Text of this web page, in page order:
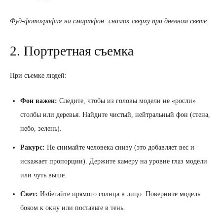
Фуд-фотография на смартфон: снимок сверху при дневном свете.
2. Портретная съемка
При съемке людей:
Фон важен: Следите, чтобы из головы модели не «росли»
столбы или деревья. Найдите чистый, нейтральный фон (стена,
небо, зелень).
Ракурс: Не снимайте человека снизу (это добавляет вес и
искажает пропорции). Держите камеру на уровне глаз модели
или чуть выше.
Свет: Избегайте прямого солнца в лицо. Поверните модель
боком к окну или поставьте в тень.